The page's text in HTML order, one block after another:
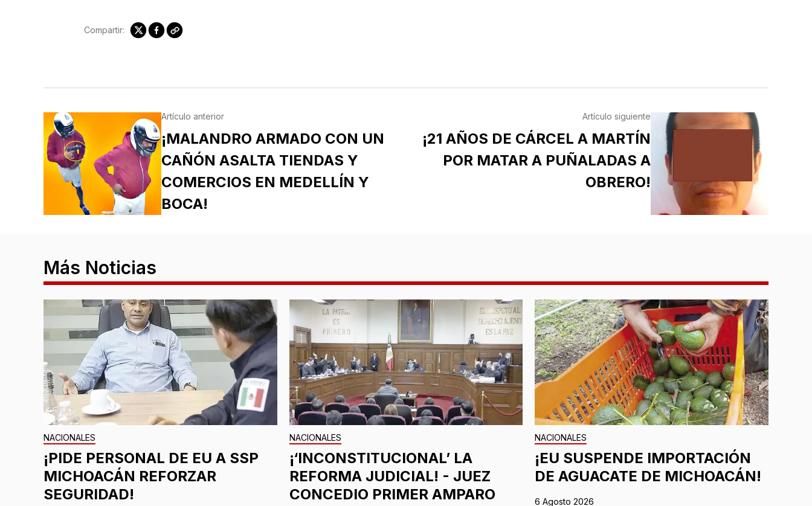
Compartir:
Artículo anterior
¡MALANDRO ARMADO CON UN
CAÑÓN ASALTA TIENDAS Y
COMERCIOS EN MEDELLÍN Y
BOCA!
Artículo siguiente
¡21 AÑOS DE CÁRCEL A MARTÍN
POR MATAR A PUÑALADAS A
OBRERO!
Más Noticias
NACIONALES
¡PIDE PERSONAL DE EU A SSP
MICHOACÁN REFORZAR
SEGURIDAD!
NACIONALES
¡‘INCONSTITUCIONAL’ LA
REFORMA JUDICIAL! - JUEZ
CONCEDIO PRIMER AMPARO
NACIONALES
¡EU SUSPENDE IMPORTACIÓN
DE AGUACATE DE MICHOACÁN!
6 Agosto 2026